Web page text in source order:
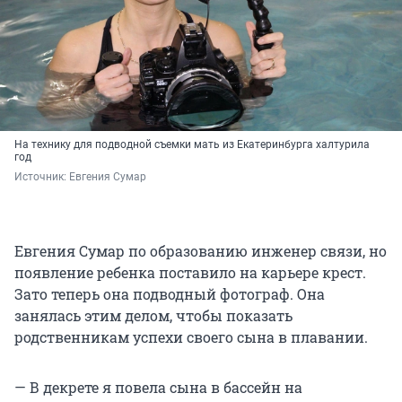
На технику для подводной съемки мать из Екатеринбурга халтурила
год
Источник: Евгения Сумар
Евгения Сумар по образованию инженер связи, но
появление ребенка поставило на карьере крест.
Зато теперь она подводный фотограф. Она
занялась этим делом, чтобы показать
родственникам успехи своего сына в плавании.
— В декрете я повела сына в бассейн на